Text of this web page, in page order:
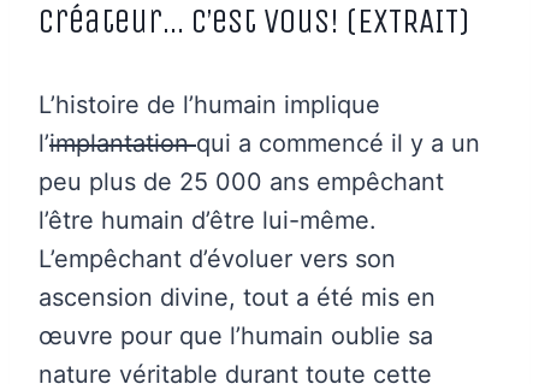
Créateur… C’est Vous! (EXTRAIT)
L’histoire de l’humain implique
l’implantationqui a commencé il y a un
peu plus de 25 000 ans empêchant
l’être humain d’être lui-même.
L’empêchant d’évoluer vers son
ascension divine, tout a été mis en
œuvre pour que l’humain oublie sa
nature véritable durant toute cette